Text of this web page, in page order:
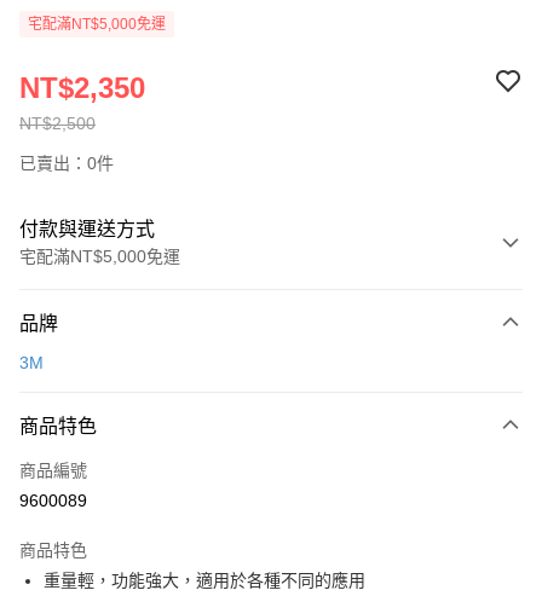
宅配滿NT$5,000免運
NT$2,500
NT$2,350
已賣出：0件
付款與運送方式
宅配滿NT$5,000免運
信用卡一次付款
LINE Pay
Apple Pay
運送方式
品牌
3M
商品特色
商品編號
9600089
商品特色
重量輕，功能強大，適用於各種不同的應用